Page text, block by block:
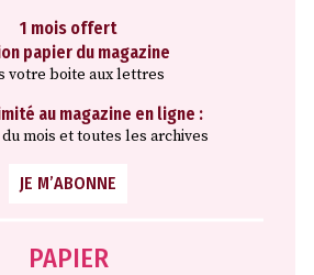
1 mois offert
papier du magazine
votre boite aux lettres
au magazine en ligne :
mois et toutes les archives
JE M’ABONNE
PAPIER